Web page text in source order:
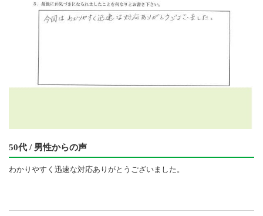
50代 / 男性からの声
わかりやすく迅速な対応ありがとうございました。